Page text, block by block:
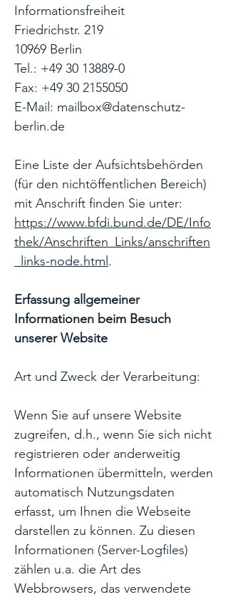
Informationsfreiheit
Friedrichstr. 219
10969 Berlin
Tel.: +49 30 13889-0
Fax: +49 30 2155050
E-Mail: mailbox@datenschutz-
berlin.de
Eine Liste der Aufsichtsbehörden
(für den nichtöffentlichen Bereich)
mit Anschrift finden Sie unter:
https://www.bfdi.bund.de/DE/Info
thek/Anschriften_Links/anschriften
_links-node.html .
Erfassung allgemeiner
Informationen beim Besuch
unserer Website
Art und Zweck der Verarbeitung:
Wenn Sie auf unsere Website
zugreifen, d.h., wenn Sie sich nicht
registrieren oder anderweitig
Informationen übermitteln, werden
automatisch Nutzungsdaten
erfasst, um Ihnen die Webseite
darstellen zu können. Zu diesen
Informationen (Server-Logfiles)
zählen u.a. die Art des
Webbrowsers, das verwendete